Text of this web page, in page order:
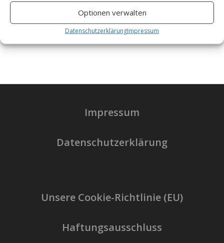
Optionen verwalten
DatenschutzerklärungImpressum
0 KOMMENTARE / VONGÜNTER
Impressum
Datenschutzerklärung
Unsere Cookie-Richtlinie (EU)
Haftungsausschluss